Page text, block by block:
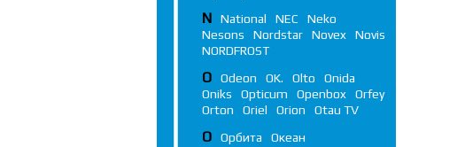
N National NEC
Neko
Nesons
Nordstar Novex
Novis
NORDFROST
O Odeon OK. Olto
Onida
Oniks
Opticum Openbox
Orfey
Orton
Oriel Orion Otau TV
О Орбита Океан